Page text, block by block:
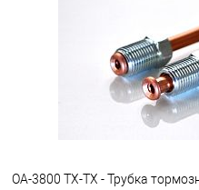
OA-3800 TX-TX - Трубка